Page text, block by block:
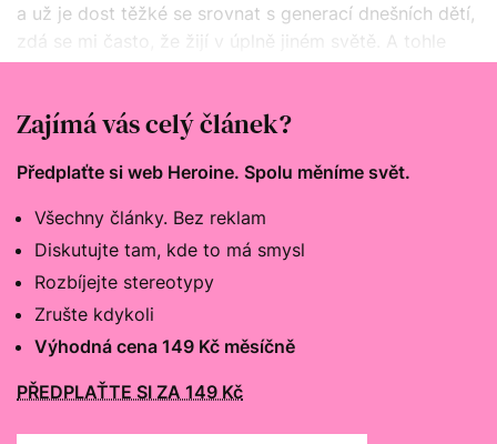
a už je dost těžké se srovnat s generací dnešních dětí,
zdá se mi často, že žijí v úplně jiném světě. A tohle
všechno vytváří prostě velký nápor na psychické
Zajímá vás celý článek?
Předplaťte si web Heroine. Spolu měníme svět.
Všechny články. Bez reklam
Diskutujte tam, kde to má smysl
Rozbíjejte stereotypy
Zrušte kdykoli
Výhodná cena 149 Kč měsíčně
PŘEDPLAŤTE SI ZA 149 Kč